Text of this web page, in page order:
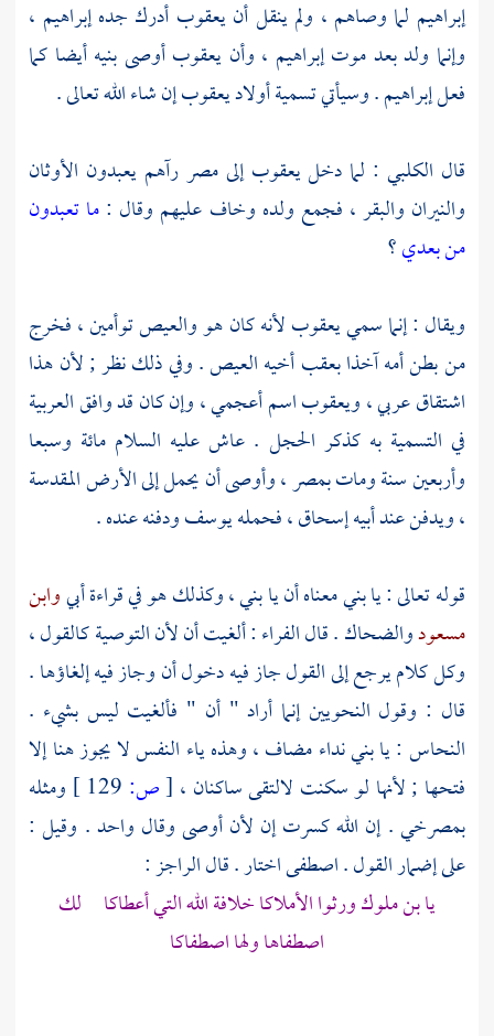
إبراهيم لما وصاهم ، ولم ينقل أنيعقوب أدرك جدهإبراهيم ،
وإنما ولد بعد موتإبراهيم ، وأن يعقوبأوصى بنيه أيضا كما
فعلإبراهيم. وسيأتي تسمية أولاديعقوبإن شاء الله تعالى .
قال الكلبي : لما دخليعقوبإلىمصررآهم يعبدون الأوثان
والنيران والبقر ، فجمع ولده وخاف عليهم وقال :ما تعبدون
من بعدي؟
ويقال : إنما سمييعقوبلأنه كان هووالعيصتوأمين ، فخرج
من بطن أمه آخذا بعقب أخيهالعيص. وفي ذلك نظر ; لأن هذا
اشتقاق عربي ، ويعقوب اسم أعجمي ، وإن كان قد وافق العربية
في التسمية به كذكر الحجل . عاش عليه السلام مائة وسبعا
وأربعين سنة وماتبمصر، وأوصى أن يحمل إلى الأرض المقدسة
، ويدفن عند أبيهإسحاق، فحملهيوسفودفنه عنده .
قوله تعالى : يا بني معناه أن يا بني ، وكذلك هو في قراءةأبيوابن
مسعودوالضحاك. قالالفراء: ألغيت أن لأن التوصية كالقول ،
وكل كلام يرجع إلى القول جاز فيه دخول أن وجاز فيه إلغاؤها .
قال : وقول النحويين إنما أراد " أن " فألغيت ليس بشيء .
النحاس : يا بني نداء مضاف ، وهذه ياء النفس لا يجوز هنا إلا
فتحها ; لأنها لو سكنت لالتقى ساكنان ، [ص:
ومثله
بمصرخي . إن الله كسرت إن لأن أوصى وقال واحد . وقيل :
على إضمار القول . اصطفى اختار . قال الراجز :
يا بن ملوك ورثوا الأملاكا خلافة الله التي أعطاكا لك
اصطفاها ولها اصطفاكا